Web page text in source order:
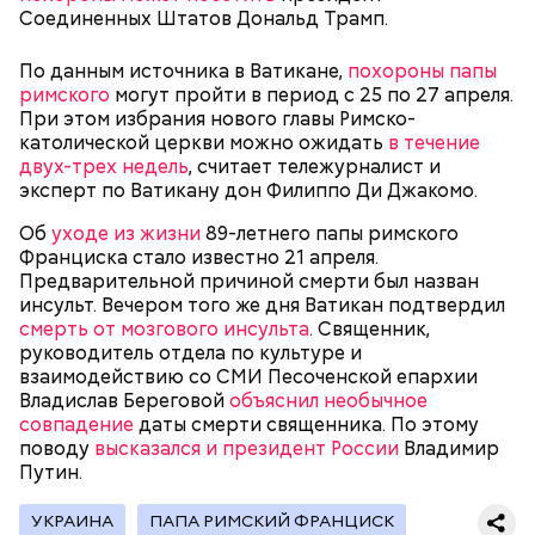
Соединенных Штатов Дональд Трамп.
По данным источника в Ватикане, похороны папы
римского могут пройти в период с 25 по 27 апреля.
При этом избрания нового главы Римско-
католической церкви можно ожидать в течение
двух-трех недель, считает тележурналист и
эксперт по Ватикану дон Филиппо Ди Джакомо.
Об уходе из жизни89-летнего папы римского
Франциска стало известно 21 апреля.
Предварительной причиной смерти был назван
инсульт. Вечером того же дня Ватикан подтвердил
смерть от мозгового инсульта. Священник,
руководитель отдела по культуре и
взаимодействию со СМИ Песоченской епархии
Владислав Береговойобъяснил необычное
совпадение даты смерти священника. По этому
поводу высказался и президент России Владимир
Путин.
УКРАИНА ПАПА РИМСКИЙ ФРАНЦИСК
Люсиль Рандон (118 лет)
Фото: public domain
протяжении 16 лет учителем в двух семьях. В 1923
году она стала послушницей в монастыре и спустя
20 лет приняла монашество в одном из парижских
монастырей.